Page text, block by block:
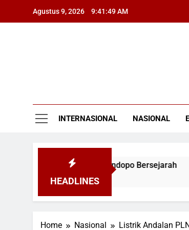
Agustus 9, 2026 9:41:50 AM
INTERNASIONAL NASIONAL
HEADLINES
Pusaka dari Pendopo Bersejarah
Home Nasional Listrik Andalan